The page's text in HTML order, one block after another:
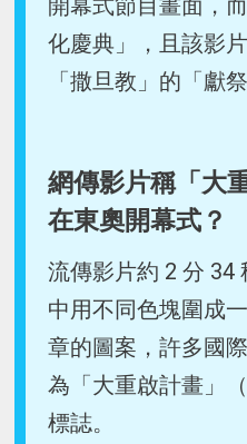
化慶典」，且該影
「撒旦教」的「獻
網傳影片稱「大
在東奧開幕式？
流傳影片約 2 分 34
中用不同色塊圍成
章的圖案，許多國
為「大重啟計畫」
標誌。